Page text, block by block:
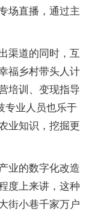
场直播，通过主
渠道的同时，互
福乡村带头人计
培训、变现指导
专业人员也乐于
业知识，挖掘更
业的数字化改造
度上来讲，这种
街小巷千家万户